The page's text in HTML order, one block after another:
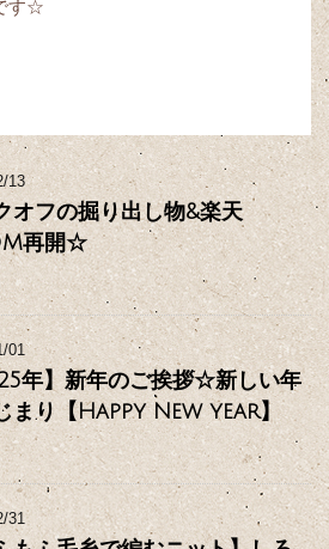
す☆
13
オフの掘り出し物&楽天
再開☆
01
年】新年のご挨拶☆新しい年
まり【Happy New year】
31